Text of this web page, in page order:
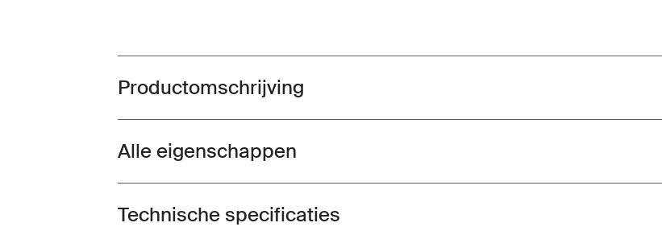
Toggle overview
Productomschrijving
Toggle features
Alle eigenschappen
Toggle techspec
Technische specificaties